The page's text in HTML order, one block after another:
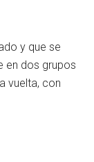
y que se
en dos grupos
vuelta, con